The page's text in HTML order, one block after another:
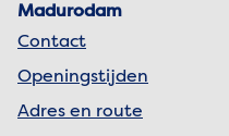
Madurodam
Contact
Openingstijden
Adres en route